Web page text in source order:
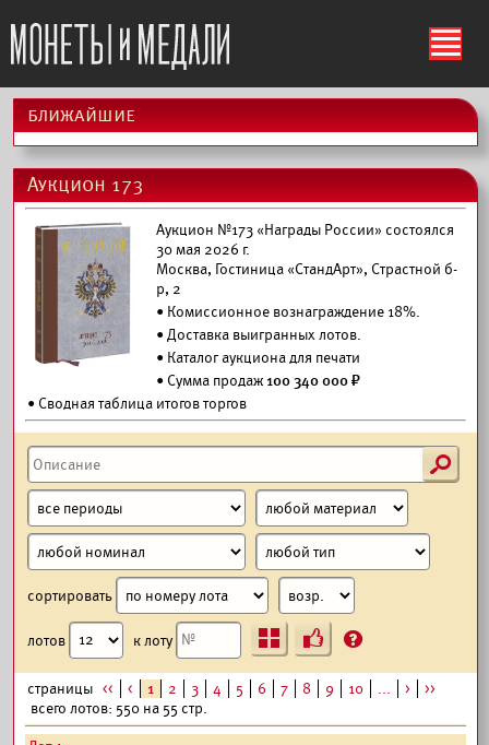
ś
ближайшие
Аукцион 173
Аукцион №173 «Награды России» состоялся
30 мая 2026 г.
Москва, Гостиница «СтандАрт», Страстной б-
р, 2
• Комиссионное вознаграждение 18%.
• Доставка выигранных лотов.
• Каталог аукциона для печати
• Сумма продаж100 340 000 ₽
• Сводная таблица итогов торгов
s
сортировать
лотов к лоту Ъ ?
страницы << < 1 2 3 4 5 6 7 8 9 10 ... >
>>
всего лотов: 550 на 55 стр.